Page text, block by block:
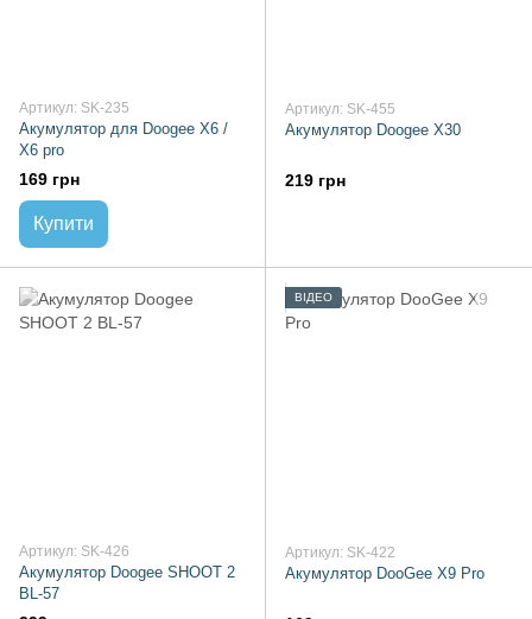
Артикул: SK-235
Акумулятор для Doogee X6 /
X6 pro
169 грн
Купити
Артикул: SK-455
Акумулятор Doogee X30
219 грн
Артикул: SK-426
Акумулятор Doogee SHOOT 2
BL-57
ВІДЕО
Артикул: SK-422
Акумулятор DooGee X9 Pro